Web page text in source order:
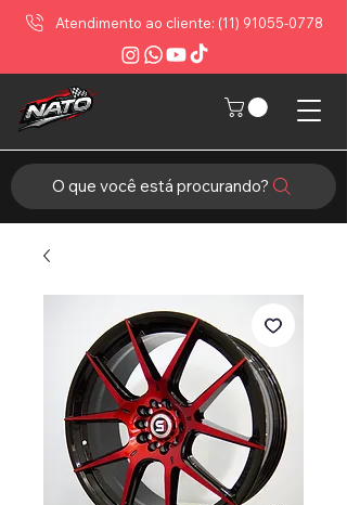
O que você está procurando?
Atendimento ao cliente: (11) 91055-0778